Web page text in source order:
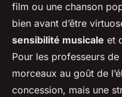
film ou une chanson
bien avant d’être
sensibilité musicale et
Pour les professeurs
morceaux au goût de
concession, mais une